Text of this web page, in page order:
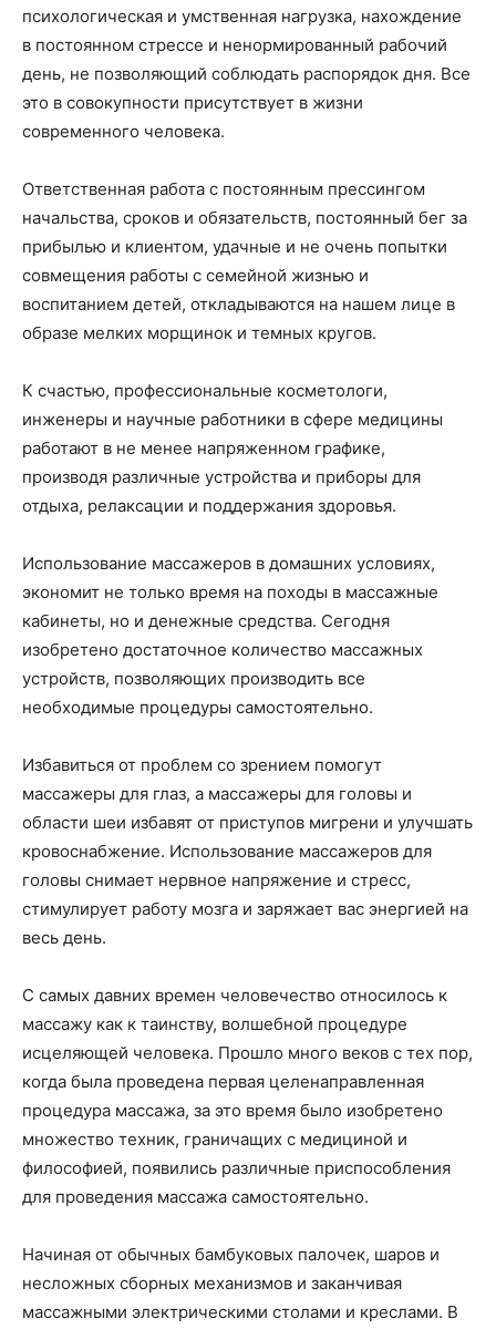
психологическая и умственная нагрузка, нахождение
в постоянном стрессе и ненормированный рабочий
день, не позволяющий соблюдать распорядок дня. Все
это в совокупности присутствует в жизни
современного человека.
Ответственная работа с постоянным прессингом
начальства, сроков и обязательств, постоянный бег за
прибылью и клиентом, удачные и не очень попытки
совмещения работы с семейной жизнью и
воспитанием детей, откладываются на нашем лице в
образе мелких морщинок и темных кругов.
К счастью, профессиональные косметологи,
инженеры и научные работники в сфере медицины
работают в не менее напряженном графике,
производя различные устройства и приборы для
отдыха, релаксации и поддержания здоровья.
Использование массажеров в домашних условиях,
экономит не только время на походы в массажные
кабинеты, но и денежные средства. Сегодня
изобретено достаточное количество массажных
устройств, позволяющих производить все
необходимые процедуры самостоятельно.
Избавиться от проблем со зрением помогут
массажеры для глаз, а массажеры для головы и
области шеи избавят от приступов мигрени и улучшать
кровоснабжение. Использование массажеров для
головы снимает нервное напряжение и стресс,
стимулирует работу мозга и заряжает вас энергией на
весь день.
С самых давних времен человечество относилось к
массажу как к таинству, волшебной процедуре
исцеляющей человека. Прошло много веков с тех пор,
когда была проведена первая целенаправленная
процедура массажа, за это время было изобретено
множество техник, граничащих с медициной и
философией, появились различные приспособления
для проведения массажа самостоятельно.
Начиная от обычных бамбуковых палочек, шаров и
несложных сборных механизмов и заканчивая
массажными электрическими столами и креслами. В